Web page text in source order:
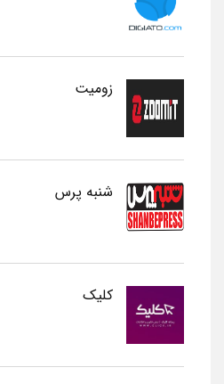
زومیت
شنبه پرس
کلیک